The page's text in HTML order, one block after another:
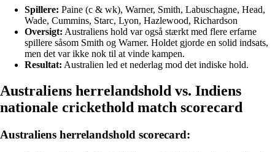
Spillere: Paine (c & wk), Warner, Smith, Labuschagne, Head,
Wade, Cummins, Starc, Lyon, Hazlewood, Richardson
Oversigt: Australiens hold var også stærkt med flere erfarne
spillere såsom Smith og Warner. Holdet gjorde en solid indsats,
men det var ikke nok til at vinde kampen.
Resultat: Australien led et nederlag mod det indiske hold.
Australiens herrelandshold vs. Indiens
nationale crickethold match scorecard
Australiens herrelandshold scorecard: